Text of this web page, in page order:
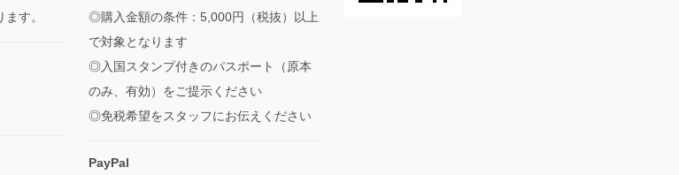
ます。
◎購入金額の条件：5,000円（税抜）以上
で対象となります
◎入国スタンプ付きのパスポート（原本
のみ、有効）をご提示ください
◎免税希望をスタッフにお伝えください
PayPal